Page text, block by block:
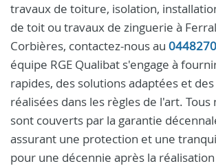
travaux de toiture, isolation,
de toit ou travaux de zinguerie à
Corbières, contactez-nous au
équipe RGE Qualibat s'engage à
rapides, des solutions adaptées et
réalisées dans les règles de l'art. Tous
sont couverts par la garantie
assurant une protection et une
pour une décennie après la